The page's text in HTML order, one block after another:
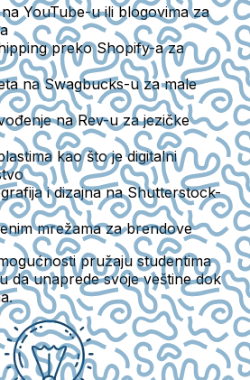
YouTube-u ili blogovima za
preko Shopify-a za
na Swagbucks-u za male
na Rev-u za jezičke
kao što je digitalni
i dizajnana Shutterstock-
mrežamaza brendove
pružaju studentima
da unaprede svoje veštine dok